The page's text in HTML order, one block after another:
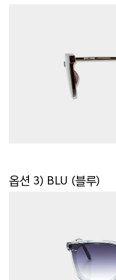
옵션 3) BLU (블루)